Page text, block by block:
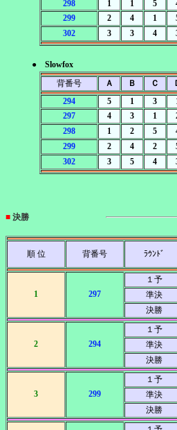
298
1 1 5
299
2 4 1
302
3 3 4
● Slowfox
背番号
Ａ Ｂ Ｃ
294
5 1 3
297
4 3 1
298
1 2 5
299
2 4 2
302
3 5 4
■ 決勝
順 位 背番号 ﾗｳﾝﾄﾞ
1 297
１予
準決
決勝
2 294
１予
準決
決勝
3 299
１予
準決
決勝